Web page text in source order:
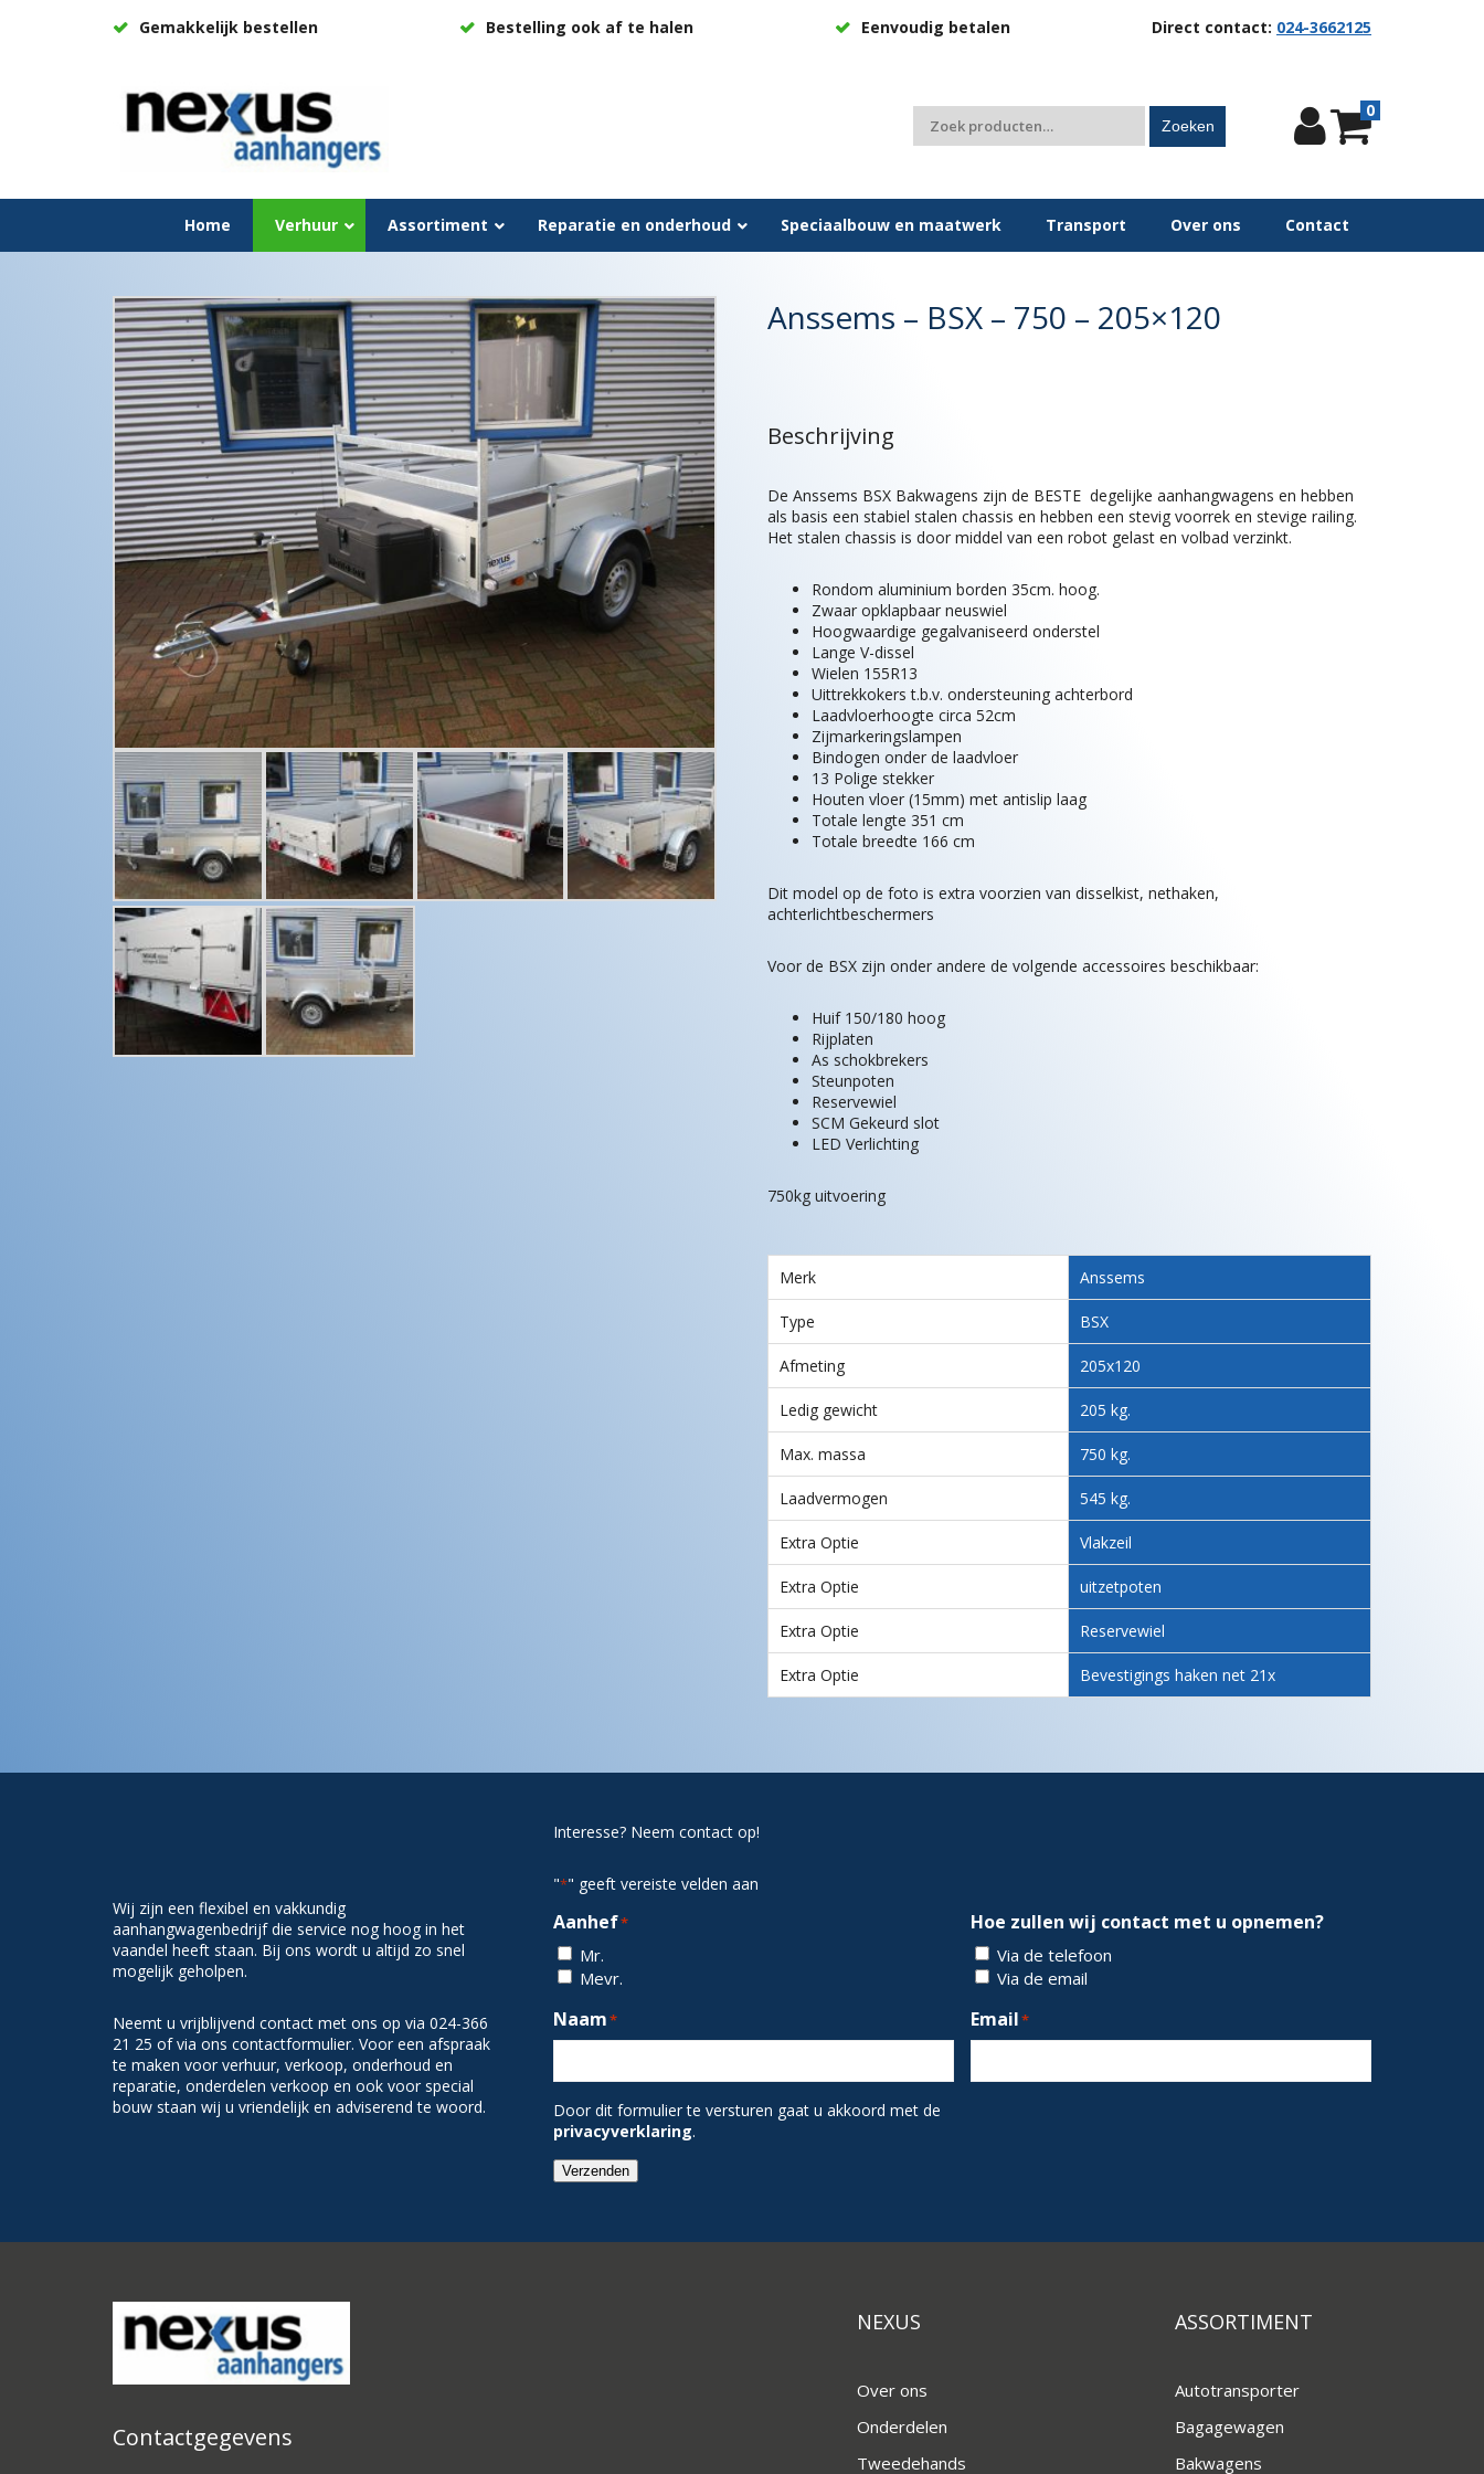
Gemakkelijk bestellen Bestelling ook af te halen Eenvoudig betalen Direct contact: 024-3662125
Zoeken
naar:
Zoeken
0
Home Verhuur Assortiment Reparatie en onderhoud Speciaalbouw en maatwerk Transport Over ons Contact
Anssems – BSX – 750 – 205×120
Beschrijving
De Anssems BSX Bakwagens zijn de BESTE degelijke aanhangwagens en hebben
als basis een stabiel stalen chassis en hebben een stevig voorrek en stevige railing.
Het stalen chassis is door middel van een robot gelast en volbad verzinkt.
Rondom aluminium borden 35cm. hoog.
Zwaar opklapbaar neuswiel
Hoogwaardige gegalvaniseerd onderstel
Lange V-dissel
Wielen 155R13
Uittrekkokers t.b.v. ondersteuning achterbord
Laadvloerhoogte circa 52cm
Zijmarkeringslampen
Bindogen onder de laadvloer
13 Polige stekker
Houten vloer (15mm) met antislip laag
Totale lengte 351 cm
Totale breedte 166 cm
Dit model op de foto is extra voorzien van disselkist, nethaken,
achterlichtbeschermers
Voor de BSX zijn onder andere de volgende accessoires beschikbaar:
Huif 150/180 hoog
Rijplaten
As schokbrekers
Steunpoten
Reservewiel
SCM Gekeurd slot
LED Verlichting
750kg uitvoering
Merk Anssems
Type BSX
Afmeting 205x120
Ledig gewicht 205 kg.
Max. massa 750 kg.
Laadvermogen 545 kg.
Extra Optie Vlakzeil
Extra Optie uitzetpoten
Extra Optie Reservewiel
Extra Optie Bevestigings haken net 21x
Wij zijn een flexibel en vakkundig
aanhangwagenbedrijf die service nog hoog in het
vaandel heeft staan. Bij ons wordt u altijd zo snel
mogelijk geholpen.
Neemt u vrijblijvend contact met ons op via 024-366
21 25 of via ons contactformulier. Voor een afspraak
te maken voor verhuur, verkoop, onderhoud en
reparatie, onderdelen verkoop en ook voor special
bouw staan wij u vriendelijk en adviserend te woord.
Interesse? Neem contact op!
"*" geeft vereiste velden aan
Aanhef*
Mr.
Mevr.
Hoe zullen wij contact met u opnemen?
Via de telefoon
Via de email
Naam* Email*
Door dit formulier te versturen gaat u akkoord met de
privacyverklaring.
Verzenden
Contactgegevens
NEXUS
Over ons
Onderdelen
Tweedehands
ASSORTIMENT
Autotransporter
Bagagewagen
Bakwagens